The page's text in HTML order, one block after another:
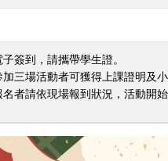
簽到，請攜帶學生證。
三場活動者可獲得上課證明及小
者請依現場報到狀況，活動開